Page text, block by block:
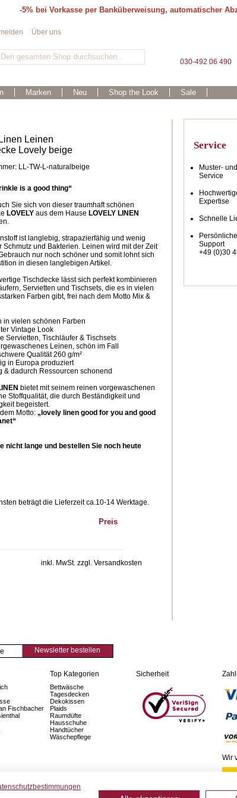
-5% bei Vorkasse per Banküberweisung, automatischer
030-492 06 490
Marken Neu Shop the Look Sale
Über uns
Leinen
Lovely beige
LL-TW-L-naturalbeige
is a good thing“
Sie sich von dieser traumhaft schönen
LOVELY aus dem Hause LOVELY LINEN
ist langlebig, strapazierfähig und wenig
Schmutz und Bakterien. Leinen wird mit der Zeit
nur noch schöner und somit lohnt sich
in diesen langlebigen Artikel.
Tischdecke lässt sich perfekt kombinieren
Servietten und Tischsets, die es in vielen
Farben gibt, frei nach dem Motto Mix &
in vielen schönen Farben
Vintage Look
Servietten, Tischläufer & Tischsets
Leinen, schön im Fall
Qualität 260 g/m²
in Europa produziert
& dadurch Ressourcen schonend
bietet mit seinem reinen vorgewaschenen
Stoffqualität, die durch Beständigkeit und
begeistert.
Motto: „lovely linen good for you and good
nicht lange und bestellen Sie noch heute
beträgt die Lieferzeit ca.10-14 Werktage.
Preis
inkl. MwSt. zzgl. Versandkosten
Service
Muster-
Service
Expertise
Schnelle
Support
+49 (0)30
Newsletter bestellen
Fischbacher
Top Kategorien
Bettwäsche
Tagesdecken
Dekokissen
Plaids
Raumdüfte
Hausschuhe
Handtücher
Wäschepflege
Sicherheit
Wir